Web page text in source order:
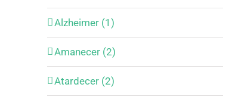
Alzheimer (1)
Amanecer (2)
Atardecer (2)